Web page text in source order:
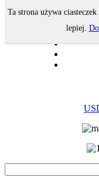
Ta strona używa
lepiej.